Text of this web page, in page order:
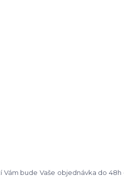
bude Vaše objednávka do